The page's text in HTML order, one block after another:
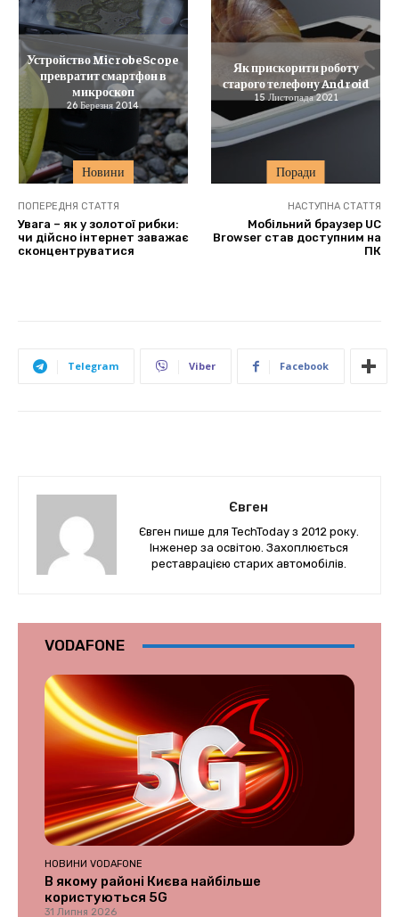
Новини
Устройство MicrobeScope
превратит смартфон в
микроскоп
26 Березня 2014
Поради
Як прискорити роботу
старого телефону Android
15 Листопада 2021
ПОПЕРЕДНЯ СТАТТЯ
Увага – як у золотої рибки:
чи дійсно інтернет заважає
сконцентруватися
НАСТУПНА СТАТТЯ
Мобільний браузер UC
Browser став доступним на
ПК
Telegram Viber Facebook
Євген
Євген пише для TechToday з 2012 року.
Інженер за освітою. Захоплюється
реставрацією старих автомобілів.
VODAFONE
НОВИНИ VODAFONE
В якому районі Києва найбільше
користуються 5G
31 Липня 2026